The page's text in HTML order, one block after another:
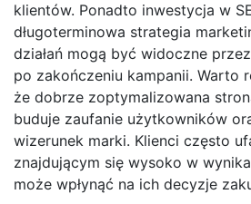
klientów. Ponadto inwestycja w
długoterminowa strategia
działań mogą być widoczne
po zakończeniu kampanii. Warto
że dobrze zoptymalizowana
buduje zaufanie użytkowników
wizerunek marki. Klienci często
znajdującym się wysoko w
może wpłynąć na ich decyzje